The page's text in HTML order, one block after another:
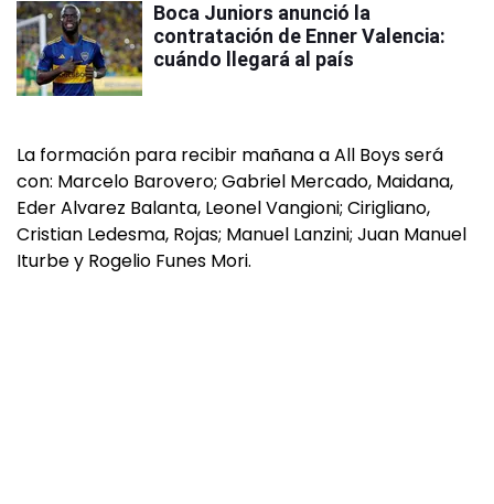
Boca Juniors anunció la
contratación de Enner Valencia:
cuándo llegará al país
La formación para recibir mañana a All Boys será
con: Marcelo Barovero; Gabriel Mercado, Maidana,
Eder Alvarez Balanta, Leonel Vangioni; Cirigliano,
Cristian Ledesma, Rojas; Manuel Lanzini; Juan Manuel
Iturbe y Rogelio Funes Mori.